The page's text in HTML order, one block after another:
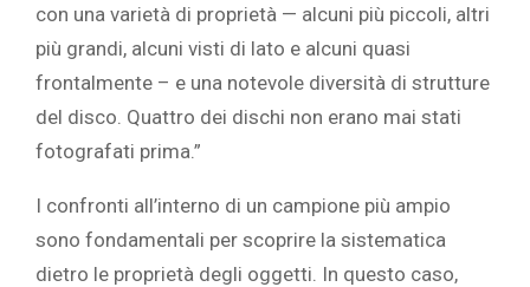
con una varietà di proprietà — alcuni più piccoli, altri
più grandi, alcuni visti di lato e alcuni quasi
frontalmente – e una notevole diversità di strutture
del disco. Quattro dei dischi non erano mai stati
fotografati prima.”
I confronti all’interno di un campione più ampio
sono fondamentali per scoprire la sistematica
dietro le proprietà degli oggetti. In questo caso,